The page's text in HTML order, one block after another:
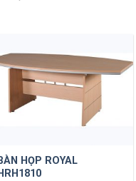
BÀN HỌP ROYAL
HRH1810